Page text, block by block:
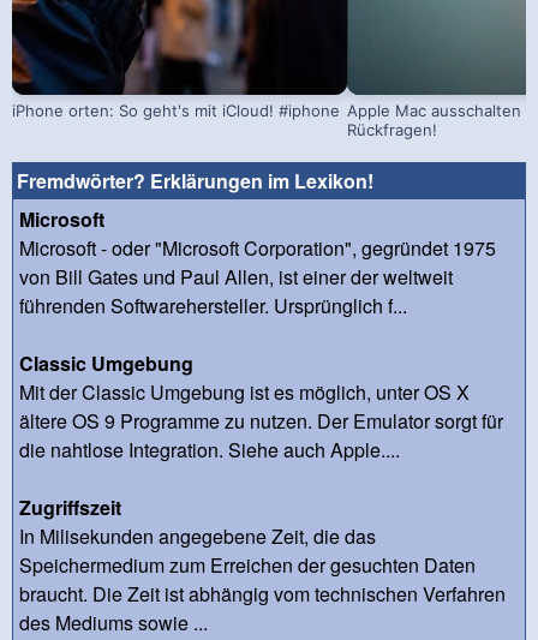
iPhone orten: So geht's mit iCloud! #iphone Apple Mac ausschalten
Rückfragen!
Fremdwörter? Erklärungen im Lexikon!
Microsoft
Microsoft - oder "Microsoft Corporation", gegründet 1975
von Bill Gates und Paul Allen, ist einer der weltweit
führenden Softwarehersteller. Ursprünglich f...
Classic Umgebung
Mit der Classic Umgebung ist es möglich, unter OS X
ältere OS 9 Programme zu nutzen. Der Emulator sorgt für
die nahtlose Integration. Siehe auch Apple....
Zugriffszeit
In Milisekunden angegebene Zeit, die das
Speichermedium zum Erreichen der gesuchten Daten
braucht. Die Zeit ist abhängig vom technischen Verfahren
des Mediums sowie ...